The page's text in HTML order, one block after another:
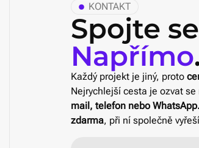
KONTAKT
Spojte
Napřímo
Každý projekt je jiný, proto
Nejrychlejší cesta je ozvat se
mail, telefon nebo
zdarma, při ní společně